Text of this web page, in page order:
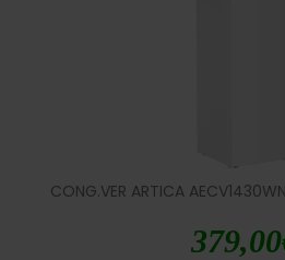
CONG.VER ARTICA
379,00